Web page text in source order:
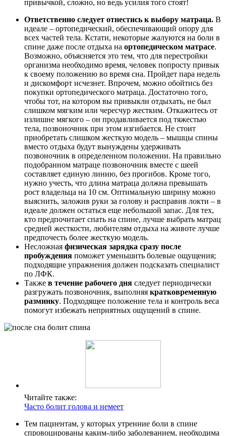
привычкой, сложно, но ведь усилия того стоят!
Ответственно следует отнестись к выбору матраца. В
идеале – ортопедический, обеспечивающий опору для
всех частей тела. Кстати, некоторые жалуются на боли в
спине даже после отдыха на ортопедическом матрасе.
Возможно, объясняется это тем, что для перестройки
организма необходимо время, человек попросту привык
к своему положению во время сна. Пройдет пара недель
и дискомфорт исчезнет. Впрочем, можно обойтись без
покупки ортопедического матраца. Достаточно того,
чтобы тот, на котором вы привыкли отдыхать, не был
слишком мягким или чересчур жестким. Откажитесь от
излишне мягкого – он продавливается под тяжестью
тела, позвоночник при этом изгибается. Не стоит
приобретать слишком жесткую модель – мышцы спины
вместо отдыха будут вынуждены удерживать
позвоночник в определенном положении. На правильно
подобранном матраце позвоночник вместе с шеей
составляет единую линию, без прогибов. Кроме того,
нужно учесть, что длина матраца должна превышать
рост владельца на 10 см. Оптимальную ширину можно
выяснить, заложив руки за голову и расправив локти – в
идеале должен остаться еще небольшой запас. Для тех,
кто предпочитает спать на спине, лучше выбрать матрац
средней жесткости, любителям отдыха на животе лучше
предпочесть более жесткую модель.
Несложная физическая зарядка сразу после
пробуждения поможет уменьшить болевые ощущения;
подходящие упражнения должен подсказать специалист
по ЛФК.
Также в течение рабочего дня следует периодически
разгружать позвоночник, выполняя кратковременную
разминку. Подходящее положение тела и контроль веса
помогут избежать неприятных ощущений в спине.
Читайте также:
Часто болит голова и немеет
Тем пациентам, у которых утренние боли в спине
спровоцированы каким-либо заболеванием, необходима